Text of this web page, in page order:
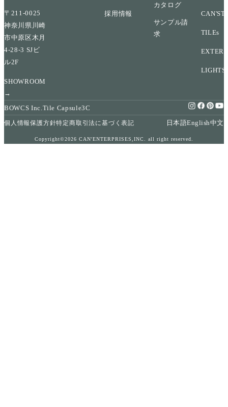
〒211-0025
神奈川県川崎
市中原区木月
4-28-3 SJビ
ル2F
SHOWROOM
→
採用情報
カタログ
サンプル請
求
TILEs
LIGHTS
BOWCS Inc. Tile Capsule3C
個人情報保護方針特定商取引法に基づく表記 日本語English中文
Copyright©2026 CAN'ENTERPRISES,INC. all right reserved.